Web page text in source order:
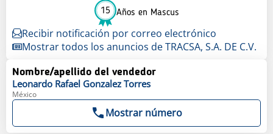
15 Años en Mascus
Recibir notificación por correo electrónico
Mostrar todos los anuncios de TRACSA, S.A. DE C.V.
Nombre/apellido del vendedor
Leonardo Rafael Gonzalez Torres
México
Mostrar número